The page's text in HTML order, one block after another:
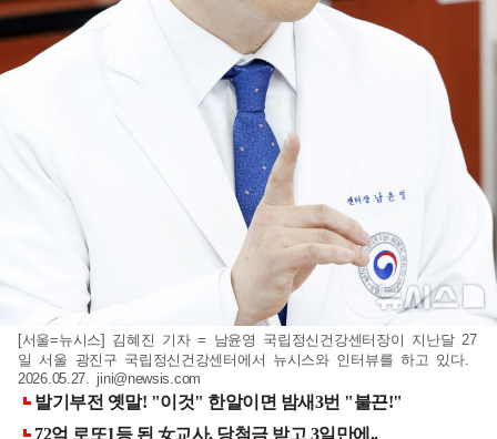
[서울=뉴시스] 김혜진 기자 = 남윤영 국립정신건강센터장이 지난달 27
일 서울 광진구 국립정신건강센터에서 뉴시스와 인터뷰를 하고 있다.
2026.05.27. jini@newsis.com